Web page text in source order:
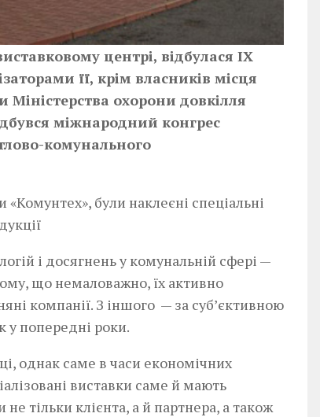
центрі, відбулася IX
її, крім власників місця
охорони довкілля
міжнародний конгрес
комунального
і досягнень у комунальній сфері —
що немаловажно, їх активно
компанії. З іншого — за суб’єктивною
у попередні роки.
однак саме в часи економічних
вис­тавки саме й мають
тільки клієнта, а й партнера, а також